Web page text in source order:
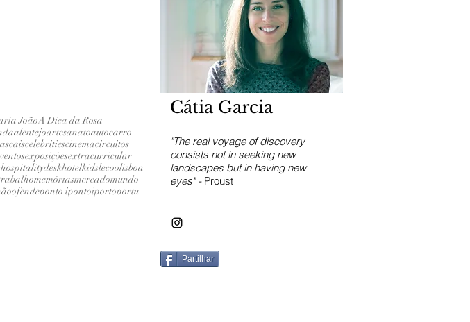
JoãoA Dica da Rosa
alentejoartesanatoautocarro
celebritiescinemacircuitos
exposiçõesextracurricular
hospitalitydeskhotelkidslecoolisboa
memóriasmercadomundo
ponto ipontoiportoportu
Cátia Garcia
"The real voyage of discovery
consists not in seeking new
landscapes but in having new
eyes" - Proust
Partilhar